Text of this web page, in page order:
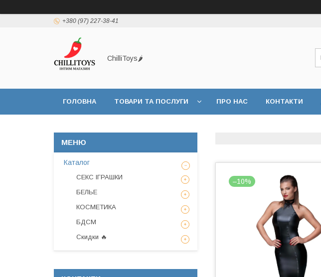
+380 (97) 227-38-41
ChilliToys🌶️
ГОЛОВНА ТОВАРИ ТА ПОСЛУГИ ПРО НАС КОНТАКТИ
–10%
Каталог
СЕКС ІГРАШКИ
БЕЛЬЕ
КОСМЕТИКА
БДСМ
Скидки 🔥